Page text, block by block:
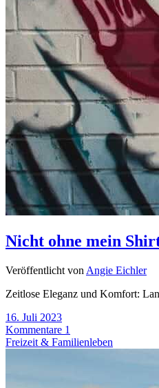
Nicht ohne mein
Veröffentlicht von Angie Eichler
Zeitlose Eleganz und Komfort:
16. Juli 2023
Kommentare 1
Freizeit & Familienleben